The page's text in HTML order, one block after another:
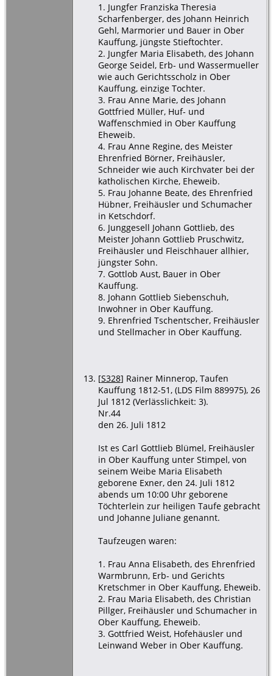
1. Jungfer Franziska Theresia
Scharfenberger, des Johann Heinrich
Gehl, Marmorier und Bauer in Ober
Kauffung, jüngste Stieftochter.
2. Jungfer Maria Elisabeth, des Johann
George Seidel, Erb- und Wassermueller
wie auch Gerichtsscholz in Ober
Kauffung, einzige Tochter.
3. Frau Anne Marie, des Johann
Gottfried Müller, Huf- und
Waffenschmied in Ober Kauffung
Eheweib.
4. Frau Anne Regine, des Meister
Ehrenfried Börner, Freihäusler,
Schneider wie auch Kirchvater bei der
katholischen Kirche, Eheweib.
5. Frau Johanne Beate, des Ehrenfried
Hübner, Freihäusler und Schumacher
in Ketschdorf.
6. Junggesell Johann Gottlieb, des
Meister Johann Gottlieb Pruschwitz,
Freihäusler und Fleischhauer allhier,
jüngster Sohn.
7. Gottlob Aust, Bauer in Ober
Kauffung.
8. Johann Gottlieb Siebenschuh,
Inwohner in Ober Kauffung.
9. Ehrenfried Tschentscher, Freihäusler
und Stellmacher in Ober Kauffung.
[S328] Rainer Minnerop, Taufen
Kauffung 1812-51, (LDS Film 889975), 26
Jul 1812 (Verlässlichkeit: 3).
Nr.44
den 26. Juli 1812
Ist es Carl Gottlieb Blümel, Freihäusler
in Ober Kauffung unter Stimpel, von
seinem Weibe Maria Elisabeth
geborene Exner, den 24. Juli 1812
abends um 10:00 Uhr geborene
Töchterlein zur heiligen Taufe gebracht
und Johanne Juliane genannt.
Taufzeugen waren:
1. Frau Anna Elisabeth, des Ehrenfried
Warmbrunn, Erb- und Gerichts
Kretschmer in Ober Kauffung, Eheweib.
2. Frau Maria Elisabeth, des Christian
Pillger, Freihäusler und Schumacher in
Ober Kauffung, Eheweib.
3. Gottfried Weist, Hofehäusler und
Leinwand Weber in Ober Kauffung.